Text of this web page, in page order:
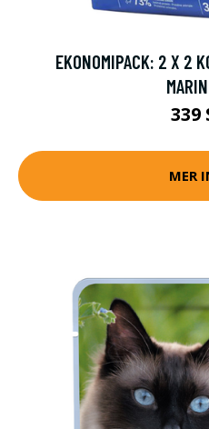
EKONOMIPACK: 2 X 2
339
MER